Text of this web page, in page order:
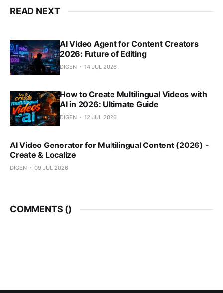
READ NEXT
AI Video Agent for Content Creators
2026: Future of Editing
DIGEN 14 JUL 2026
How to Create Multilingual Videos with
AI in 2026: Ultimate Guide
DIGEN 12 JUL 2026
AI Video Generator for Multilingual Content (2026) -
Create & Localize
DIGEN 09 JUL 2026
COMMENTS ()